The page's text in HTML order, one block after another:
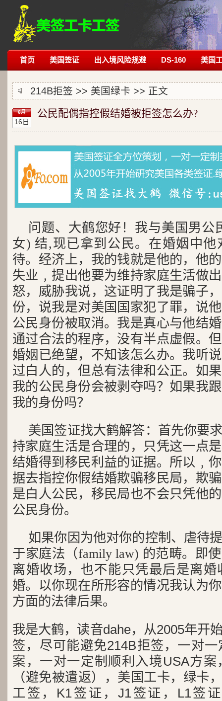
首页 美国签证 出入境风险规避 DS-160 美国
214B拒签 >> 美国绿卡 >> 正文
6月
16日
公民配偶指控假结婚被拒签怎么办?
问题、大鹤您好！我与美国男公
女) 结,现已拿到公民。在婚姻中他
待。经济上，我的钱就是他的，他
失业﹐提出他要为维持家庭生活做
怒，威胁我说，这证明了我是骗子
份，说我是对美国国家犯了罪，说
公民身份被取消。我是真心与他结
通过合法的程序，没有半点虚假。
婚姻已绝望，不知该怎么办。我听
过白人的，但总有法律和公正。如
我的公民身份会被剥夺吗？如果我
我的身份吗？
美国签证找大鹤解答：首先你要
持家庭生活是合理的，只凭这一点
结婚得到移民利益的证据。所以﹐
据去指控你假结婚欺骗移民局，欺
是白人公民，移民局也不会只凭他
公民身份。
如果你因为他对你的控制、虐待
于家庭法（family law) 的范畴。即
离婚收场，也不能只凭最后是离
婚。以你现在所形容的情况我认为
方面的法律后果。
我是大鹤，读音dahe，从2005年开
签，尽可能避免214B拒签，一对
案，一对一定制顺利入境USA方
（避免被遣返），美国工卡，绿卡
工签，K1签证，J1签证，L1签